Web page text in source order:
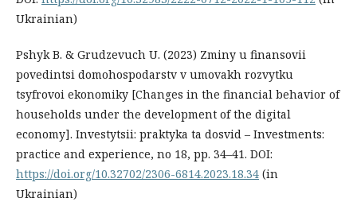
Ukrainian)
Pshyk B. & Grudzevuch U. (2023) Zminy u finansovii
povedintsi domohospodarstv v umovakh rozvytku
tsyfrovoi ekonomiky [Changes in the financial behavior of
households under the development of the digital
economy]. Investytsii: praktyka ta dosvid – Investments:
practice and experience, no 18, pp. 34–41. DOI:
https://doi.org/10.32702/2306-6814.2023.18.34 (in
Ukrainian)